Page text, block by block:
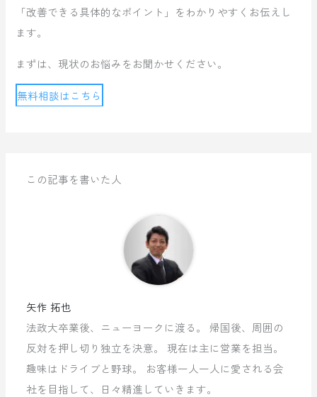
「改善できる具体的なポイント」をわかりやすくお伝えし
ます。
まずは、現状のお悩みをお聞かせください。
無料相談はこちら
この記事を書いた人
矢作 拓也
法政大卒業後、ニューヨークに渡る。 帰国後、周囲の
反対を押し切り独立を決意。 現在は主に営業を担当。
趣味はドライブと野球。 お客様一人一人に愛される会
社を目指して、日々精進していきます。